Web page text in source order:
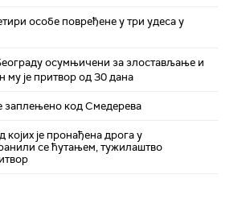
особе повређене у три удеса у
осумњичени за злостављање и
му је притвор од 30 дана
заплењено код Смедерева
је пронађена дрога у
се ћутањем, тужилаштво